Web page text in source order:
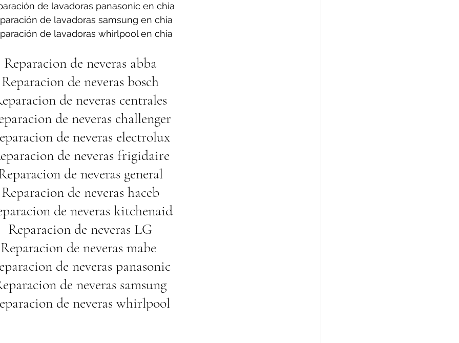
de lavadoras panasonic en chia
de lavadoras samsung en chia
de lavadoras whirlpool en chia
Reparacion de neveras abba
Reparacion de neveras bosch
de neveras centrales
de neveras challenger
de neveras electrolux
de neveras frigidaire
de neveras general
Reparacion de neveras haceb
de neveras kitchenaid
Reparacion de neveras LG
Reparacion de neveras mabe
de neveras panasonic
de neveras samsung
de neveras whirlpool